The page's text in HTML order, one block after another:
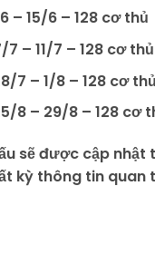
– 15/6 – 128 cơ thủ
7 – 11/7 – 128 cơ thủ
7 – 1/8 – 128 cơ thủ
8 – 29/8 – 128 cơ
sẽ được cập
kỳ thông tin quan